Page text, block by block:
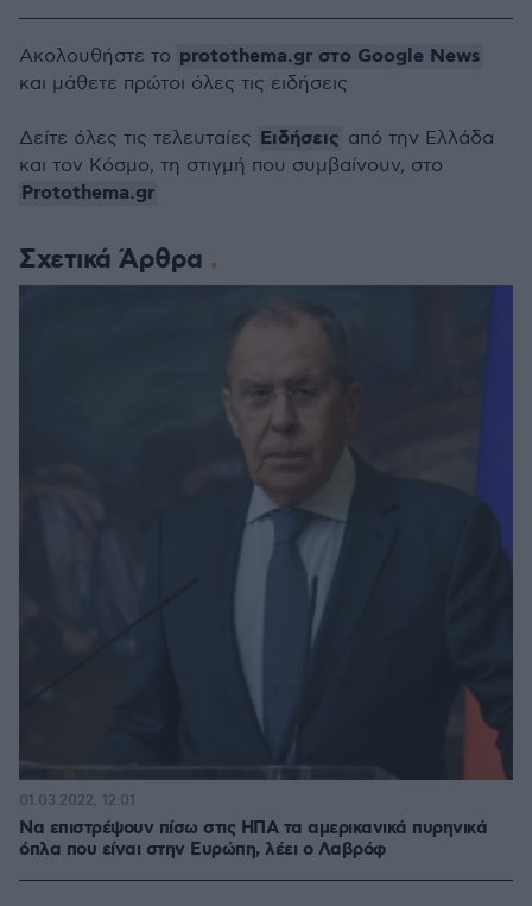
Σχετικά Άρθρα
Να επιστρέψουν πίσω στις ΗΠΑ τα αμερικανικά πυρηνικά
όπλα που είναι στην Ευρώπη, λέει ο Λαβρόφ
01.03.2022, 12:01
Ακολουθήστε το protothema.gr στο Google News
και μάθετε πρώτοι όλες τις ειδήσεις
Δείτε όλες τις τελευταίες Ειδήσεις από την Ελλάδα
και τον Κόσμο, τη στιγμή που συμβαίνουν, στο
Protothema.gr